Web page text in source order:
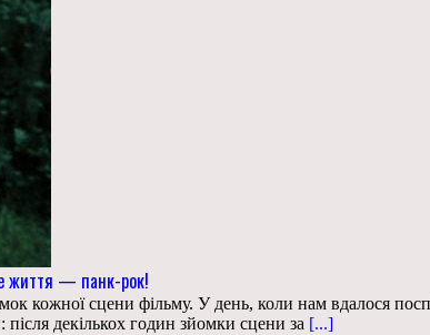
життя — панк-рок!
кожної сцени фільму. У день, коли нам вдалося
декількох годин зйомки сцени за [...]